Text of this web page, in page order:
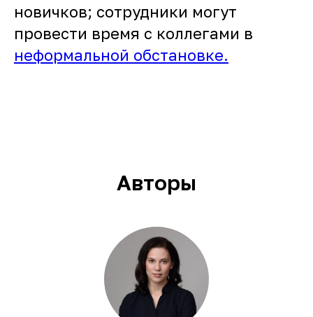
новичков; сотрудники могут
провести время с коллегами в
неформальной обстановке.
Авторы